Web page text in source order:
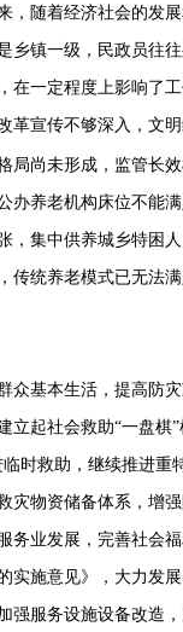
，随着经济社会的发
乡镇一级，民政员往
在一定程度上影响了工
革宣传不够深入 ， 文
局尚未形成， 监管长
办养老机构床位不能
，集中供养城乡特困
传统养老模式已无法
众基本生活，提高防灾
立起社会救助“一盘棋”
时救助，继续推进重
灾物资储备体系，增
务业发展，完善社会
实施意见》 ， 大力发
强服务设施设备改造